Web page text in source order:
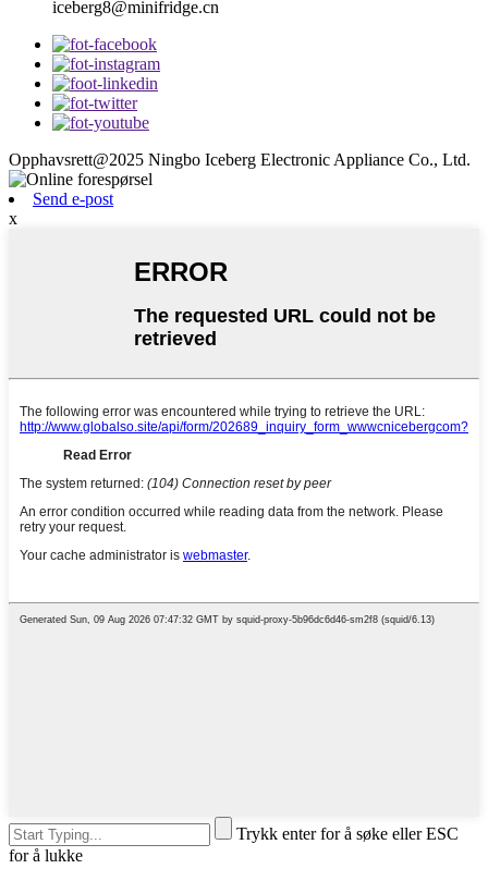
iceberg8@minifridge.cn
Opphavsrett@2025 Ningbo Iceberg Electronic Appliance Co., Ltd.
Send e-post
x
Trykk enter for å søke eller ESC
for å lukke